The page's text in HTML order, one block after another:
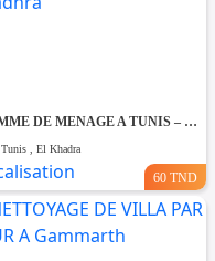
FEMME DE MENAGE A TUNIS – PAR JOUR A El khadhra
Tunis , El Khadra
60 TND